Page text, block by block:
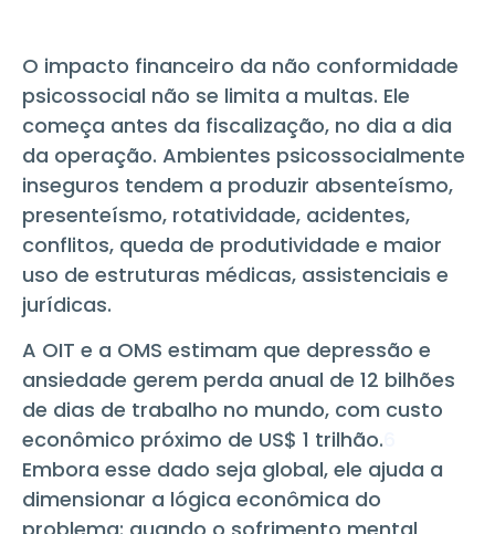
O impacto financeiro da não conformidade
psicossocial não se limita a multas. Ele
começa antes da fiscalização, no dia a dia
da operação. Ambientes psicossocialmente
inseguros tendem a produzir absenteísmo,
presenteísmo, rotatividade, acidentes,
conflitos, queda de produtividade e maior
uso de estruturas médicas, assistenciais e
jurídicas.
A OIT e a OMS estimam que depressão e
ansiedade gerem perda anual de 12 bilhões
de dias de trabalho no mundo, com custo
econômico próximo de US$ 1 trilhão.
Embora esse dado seja global, ele ajuda a
dimensionar a lógica econômica do